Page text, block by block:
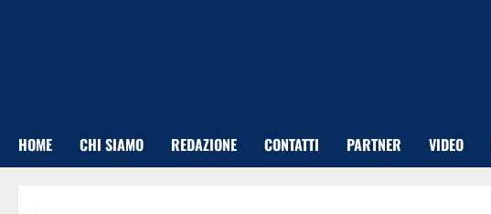
HOME CHI SIAMO REDAZIONE CONTATTI PARTNER VIDEO